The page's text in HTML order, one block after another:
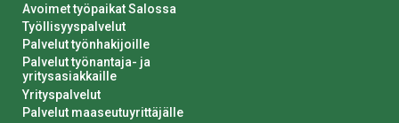
Avoimet työpaikat Salossa
Työllisyyspalvelut
Palvelut työnhakijoille
Palvelut työnantaja- ja
yritysasiakkaille
Yrityspalvelut
Palvelut maaseutuyrittäjälle